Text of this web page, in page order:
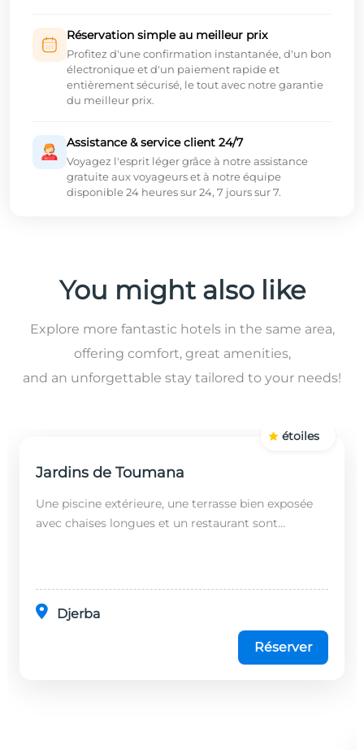
Réservation simple au meilleur prix
Profitez d'une confirmation instantanée, d'un bon
électronique et d'un paiement rapide et
entièrement sécurisé, le tout avec notre garantie
du meilleur prix.
Assistance & service client 24/7
Voyagez l'esprit léger grâce à notre assistance
gratuite aux voyageurs et à notre équipe
disponible 24 heures sur 24, 7 jours sur 7.
You might also like
Explore more fantastic hotels in the same area,
offering comfort, great amenities,
and an unforgettable stay tailored to your needs!
Jardins de Toumana
Une piscine extérieure, une terrasse bien exposée
avec chaises longues et un restaurant sont
Djerba
étoiles
Réserver